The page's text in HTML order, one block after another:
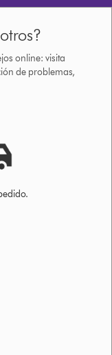
online: visita
de problemas,